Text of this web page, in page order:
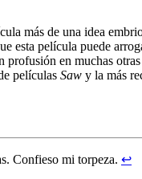
más de una idea
esta película puede
profusión en muchas
películas Saw y la más
Confieso mi torpeza. ↩︎